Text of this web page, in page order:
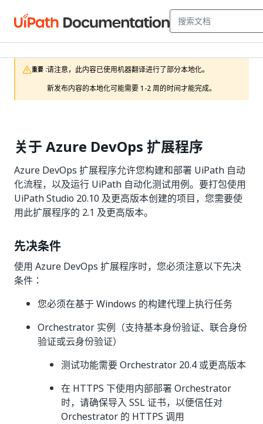
重要 :请注意，此内容已使用机器翻译进行了部分本地化。
新发布内容的本地化可能需要 1-2 周的时间才能完成。
关于 Azure DevOps 扩展程序
Azure DevOps 扩展程序允许您构建和部署 UiPath 自动
化流程，以及运行 UiPath 自动化测试用例。要打包使用
UiPath Studio 20.10 及更高版本创建的项目，您需要使
用此扩展程序的 2.1 及更高版本。
先决条件
使用 Azure DevOps 扩展程序时，您必须注意以下先决
条件：
您必须在基于 Windows 的构建代理上执行任务
Orchestrator 实例（支持基本身份验证、联合身份
验证或云身份验证）
测试功能需要 Orchestrator 20.4 或更高版本
在 HTTPS 下使用内部部署 Orchestrator
时，请确保导入 SSL 证书，以便信任对
Orchestrator 的 HTTPS 调用